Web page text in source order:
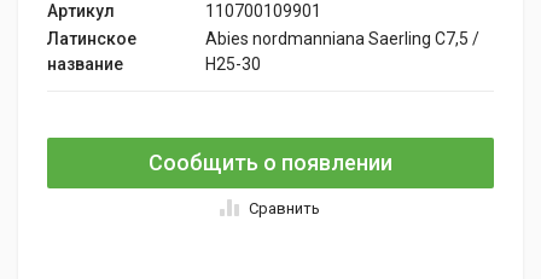
Артикул
110700109901
Латинское
название
Abies nordmanniana Saerling C7,5 /
H25-30
Сообщить о появлении
Сравнить